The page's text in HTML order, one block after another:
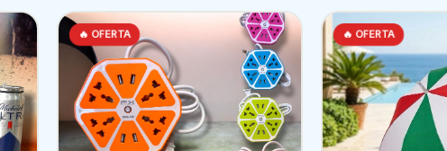
🔥 OFERTA 🔥 OFERTA